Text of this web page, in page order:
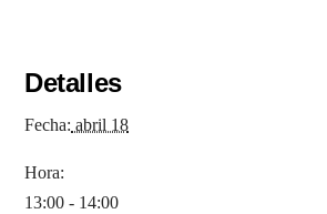
Detalles
Fecha: abril 18
Hora:
13:00 - 14:00